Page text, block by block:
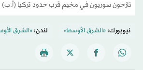
نازحون سوريون في مخيم قرب حدود تركيا (أ.ب)
نيويورك:«الشرق الأوسط» لندن:«الشرق